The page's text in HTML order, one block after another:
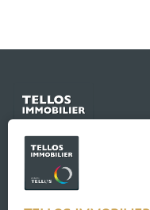
Contact